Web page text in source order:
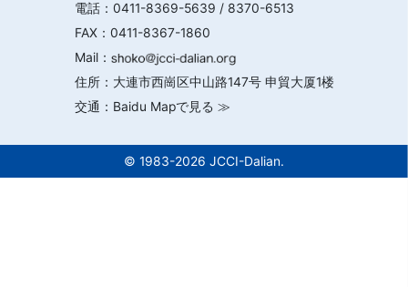
電話： 0411-8369-5639 / 8370-6513
FAX：0411-8367-1860
Mail：
住所：大連市西崗区中山路147号 申貿大厦1楼
交通： Baidu Mapで見る ≫
© 1983-2026 JCCI-Dalian.